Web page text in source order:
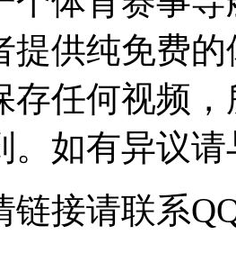
提供纯免费
存任何视频
。如有异议
链接请联系